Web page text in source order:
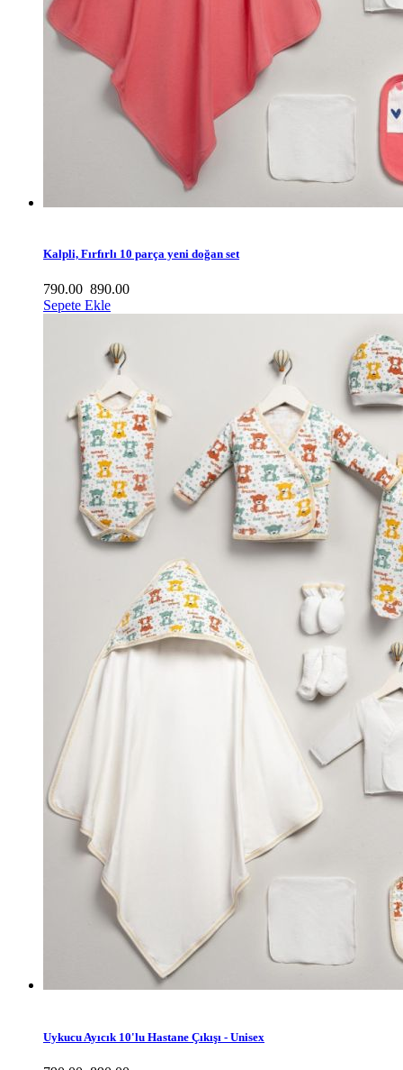
Kalpli, Fırfırlı 10 parça yeni doğan set
790.00 890.00
Sepete Ekle
Uykucu Ayıcık 10'lu Hastane Çıkışı - Unisex